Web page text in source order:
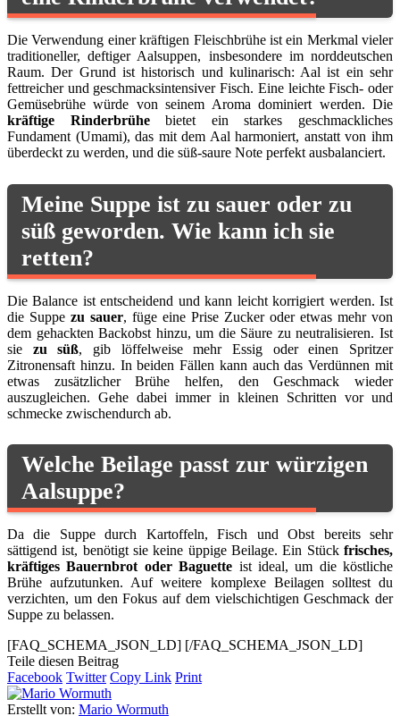
Die Verwendung einer kräftigen Fleischbrühe ist ein Merkmal vieler
traditioneller, deftiger Aalsuppen, insbesondere im norddeutschen
Raum. Der Grund ist historisch und kulinarisch: Aal ist ein sehr
fettreicher und geschmacksintensiver Fisch. Eine leichte Fisch- oder
Gemüsebrühe würde von seinem Aroma dominiert werden. Die
kräftige Rinderbrühebietet ein starkes geschmackliches
Fundament (Umami), das mit dem Aal harmoniert, anstatt von ihm
überdeckt zu werden, und die süß-saure Note perfekt ausbalanciert.
Meine Suppe ist zu sauer oder zu
süß geworden. Wie kann ich sie
retten?
Die Balance ist entscheidend und kann leicht korrigiert werden. Ist
die Suppe zu sauer, füge eine Prise Zucker oder etwas mehr von
dem gehackten Backobst hinzu, um die Säure zu neutralisieren. Ist
sie zu süß, gib löffelweise mehr Essig oder einen Spritzer
Zitronensaft hinzu. In beiden Fällen kann auch das Verdünnen mit
etwas zusätzlicher Brühe helfen, den Geschmack wieder
auszugleichen. Gehe dabei immer in kleinen Schritten vor und
schmecke zwischendurch ab.
Welche Beilage passt zur würzigen
Aalsuppe?
Da die Suppe durch Kartoffeln, Fisch und Obst bereits sehr
sättigend ist, benötigt sie keine üppige Beilage. Ein Stück frisches,
kräftiges Bauernbrot oder Baguette ist ideal, um die köstliche
Brühe aufzutunken. Auf weitere komplexe Beilagen solltest du
verzichten, um den Fokus auf dem vielschichtigen Geschmack der
Suppe zu belassen.
[FAQ_SCHEMA_JSON_LD] [/FAQ_SCHEMA_JSON_LD]
Teile diesen Beitrag
Facebook Twitter Copy Link Print
Erstellt von: Mario Wormuth